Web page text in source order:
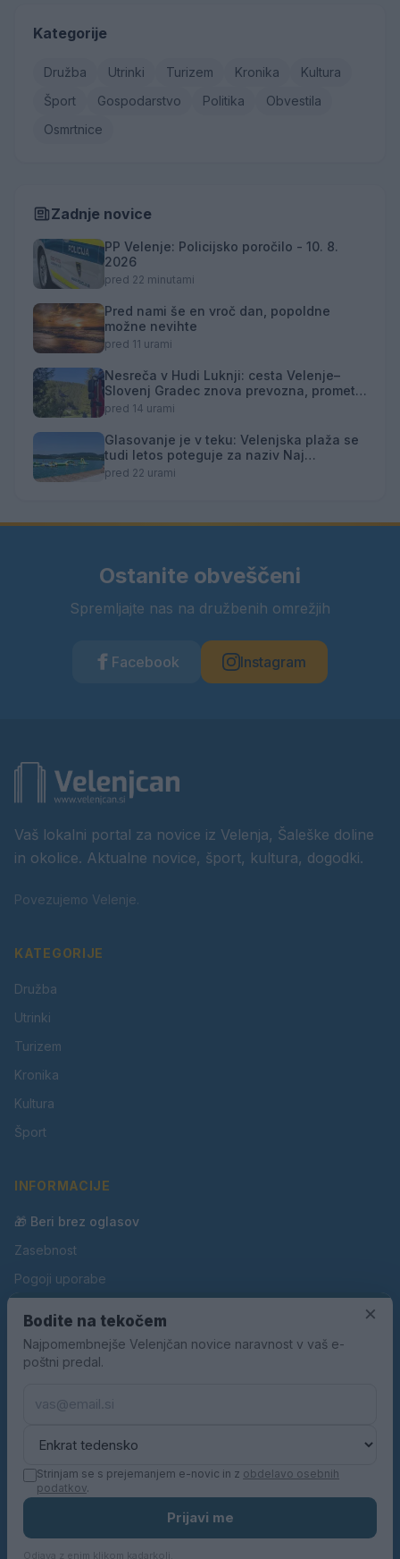
Kategorije
Družba Utrinki Turizem Kronika
Kultura
Šport
Gospodarstvo Politika
Obvestila
Osmrtnice
Zadnje novice
PP Velenje: Policijsko poročilo - 10. 8.
2026
pred 22 minutami
Pred nami še en vroč dan, popoldne
možne nevihte
pred 11 urami
Nesreča v Hudi Luknji: cesta Velenje–
Slovenj Gradec znova prevozna, promet
izmenično enosmeren
pred 14 urami
Glasovanje je v teku: Velenjska plaža se
tudi letos poteguje za naziv Naj
kopališče
pred 22 urami
Ostanite obveščeni
Spremljajte nas na družbenih omrežjih
Facebook Instagram
Vaš lokalni portal za novice iz Velenja, Šaleške doline
in okolice. Aktualne novice, šport, kultura, dogodki.
Povezujemo Velenje.
KATEGORIJE
Družba
Utrinki
Turizem
Kronika
Kultura
Šport
INFORMACIJE
🎁 Beri brez oglasov
Zasebnost
Pogoji uporabe
Oglaševanje
Kontakt
KN MEDIA d.o.o.
×
Bodite na tekočem
Najpomembnejše Velenjčan novice naravnost v vaš e-
poštni predal.
Strinjam se s prejemanjem e-novic in z obdelavo osebnih
podatkov.
Prijavi me
Odjava z enim klikom kadarkoli.